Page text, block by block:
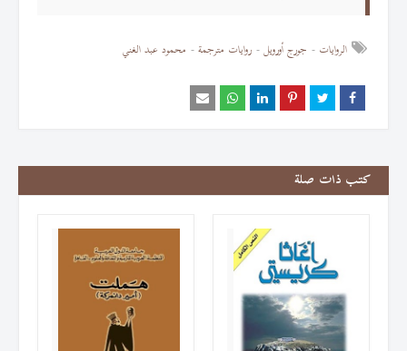
الروايات جورج أورويل روايات مترجمة محمود عبد الغني
كتب ذات صلة